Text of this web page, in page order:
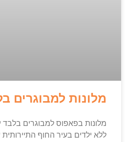
מלונות למבוגרים
מלונות בפאפוס למבוגרים בלבד
ללא ילדים בעיר החוף